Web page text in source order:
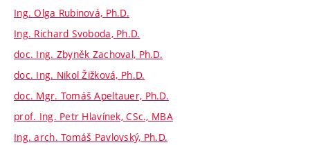
Ing. Olga Rubinová, Ph.D.
Ing. Richard Svoboda, Ph.D.
doc. Ing. Zbyněk Zachoval, Ph.D.
doc. Ing. Nikol Žižková, Ph.D.
doc. Mgr. Tomáš Apeltauer, Ph.D.
prof. Ing. Petr Hlavínek, CSc., MBA
Ing. arch. Tomáš Pavlovský, Ph.D.